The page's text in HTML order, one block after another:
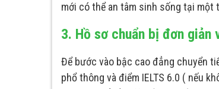
mới có thể an tâm sinh sống tại
3. Hồ sơ chuẩn bị đơn
Để bước vào bậc cao đẳng chuyển
phổ thông và điểm IELTS 6.0 ( nếu